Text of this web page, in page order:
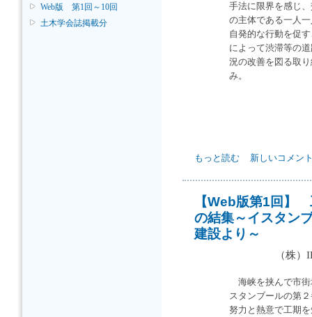
Web版 第1回～10回
土木学会誌掲載分
手法に限界を感じ
の主体である一人
自発的な行動を促
によって渋滞等の
況の改善を図る取
み。
【Web版第2回】 人による渋
もっと読む 新しいコメン
【Web版第1回】
の結集～イスタン
建設より～
（株
海峡を挟んで市街
スタンブールの第
努力と熱意で工期